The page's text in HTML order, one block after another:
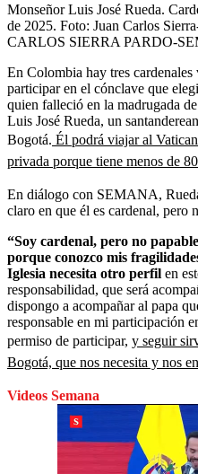
Monseñor Luis José Rueda.
de 2025. Foto: Juan Carlos
CARLOS SIERRA PARDO-
En Colombia hay tres
participar en el cónclave que
quien falleció en la madrugada
Luis José Rueda, un
Bogotá. Él podrá viajar al
privada porque tiene menos de
En diálogo con SEMANA,
claro en que él es cardenal, pero
“Soy cardenal, pero no
porque conozco mis
Iglesia necesita otro perfil en
responsabilidad, que será
dispongo a acompañar al papa
responsable en mi participación
permiso de participar, y seguir
Bogotá, que nos necesita y nos
Videos Semana